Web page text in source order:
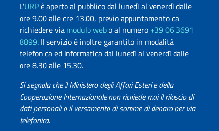
L'URPè aperto al pubblico dal lunedì al venerdì dalle
ore 9.00 alle ore 13.00, previo appuntamento da
richiedere via modulo webo al numero +39 06 3691
8899. Il servizio è inoltre garantito in modalità
telefonica ed informatica dal lunedì al venerdì dalle
ore 8.30 alle 15.30.
Si segnala che il Ministero degli Affari Esteri e della
Cooperazione Internazionale non richiede mai il rilascio di
dati personali o il versamento di somme di denaro per via
telefonica.